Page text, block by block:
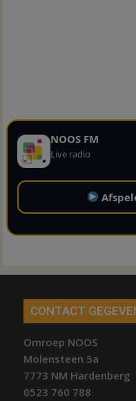
NOOS FM
Live radio
CONTACT
Omroep NOOS
Molensteen 5a
7773 NM Hardenberg
0523 760 788